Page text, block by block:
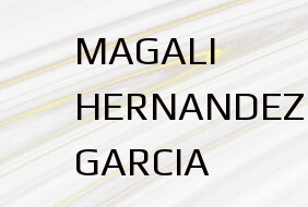
MAGALI
HERNANDEZ
GARCIA